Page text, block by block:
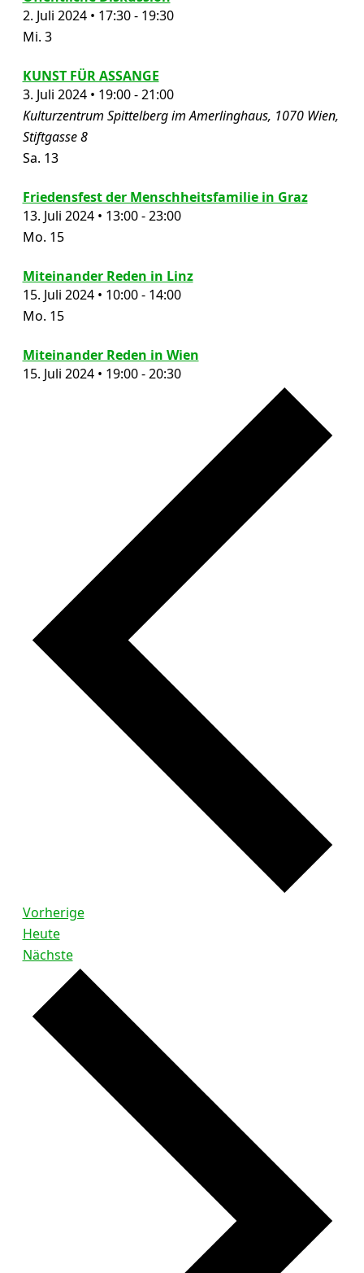
2. Juli 2024 • 17:30- 19:30
Mi. 3
KUNST FÜR ASSANGE
3. Juli 2024 • 19:00-21:00
Kulturzentrum Spittelberg im Amerlinghaus, 1070 Wien,
Stiftgasse 8
Sa. 13
Friedensfest der Menschheitsfamilie in Graz
13. Juli 2024 • 13:00-23:00
Mo. 15
Miteinander Reden in Linz
15. Juli 2024 • 10:00- 14:00
Mo. 15
Miteinander Reden in Wien
15. Juli 2024 • 19:00-20:30
VorherigeVeranstaltungen
Heute
NächsteVeranstaltungen